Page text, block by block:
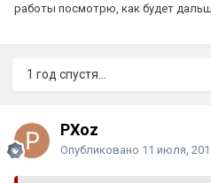
работы посмотрю, как будет
1 год спустя...
PXoz
Опубликовано 11 июля,